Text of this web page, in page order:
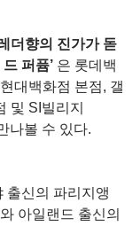
더향의 진가가 돋
퍼퓸’ 은 롯데백
대백화점 본점, 갤
및 SI빌리지
나볼 수 있다.
출신의 파리지앵
아일랜드 출신의